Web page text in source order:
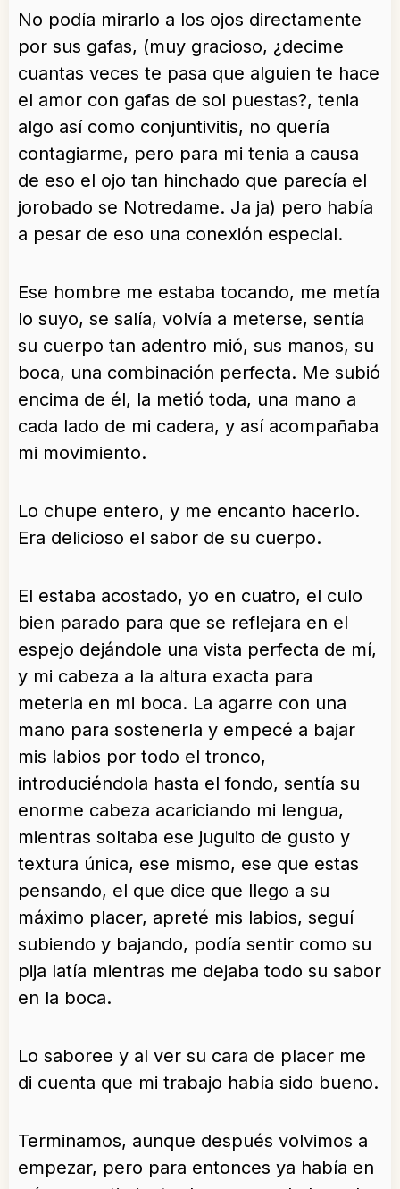
No podía mirarlo a los ojos directamente
por sus gafas, (muy gracioso, ¿decime
cuantas veces te pasa que alguien te hace
el amor con gafas de sol puestas?, tenia
algo así como conjuntivitis, no quería
contagiarme, pero para mi tenia a causa
de eso el ojo tan hinchado que parecía el
jorobado se Notredame. Ja ja) pero había
a pesar de eso una conexión especial.
Ese hombre me estaba tocando, me metía
lo suyo, se salía, volvía a meterse, sentía
su cuerpo tan adentro mió, sus manos, su
boca, una combinación perfecta. Me subió
encima de él, la metió toda, una mano a
cada lado de mi cadera, y así acompañaba
mi movimiento.
Lo chupe entero, y me encanto hacerlo.
Era delicioso el sabor de su cuerpo.
El estaba acostado, yo en cuatro, el culo
bien parado para que se reflejara en el
espejo dejándole una vista perfecta de mí,
y mi cabeza a la altura exacta para
meterla en mi boca. La agarre con una
mano para sostenerla y empecé a bajar
mis labios por todo el tronco,
introduciéndola hasta el fondo, sentía su
enorme cabeza acariciando mi lengua,
mientras soltaba ese juguito de gusto y
textura única, ese mismo, ese que estas
pensando, el que dice que llego a su
máximo placer, apreté mis labios, seguí
subiendo y bajando, podía sentir como su
pija latía mientras me dejaba todo su sabor
en la boca.
Lo saboree y al ver su cara de placer me
di cuenta que mi trabajo había sido bueno.
Terminamos, aunque después volvimos a
empezar, pero para entonces ya había en